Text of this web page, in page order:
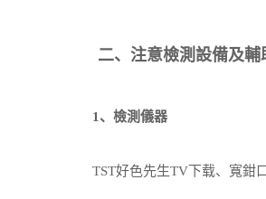
二、注意檢測設備及輔
1、檢測儀器
TST好色先生TV下载、寬鉗口